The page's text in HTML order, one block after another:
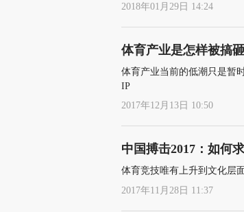
2018年01月29日 14:24
体育产业是怎样被搞
体育产业当前的低潮只是暂
IP
2017年12月13日 10:50
中国搏击2017：如何
体育竞技唯有上升到文化层
2017年11月28日 11:37